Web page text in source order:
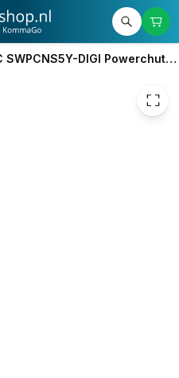
APC SWPCNS5Y-DIGI Powerchute Network Shutdown